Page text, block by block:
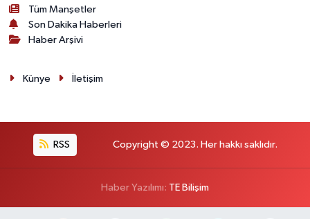
Tüm Manşetler
Son Dakika Haberleri
Haber Arşivi
Künye İletişim
RSS Copyright © 2023. Her hakkı saklıdır.
Haber Yazılımı: TE Bilişim